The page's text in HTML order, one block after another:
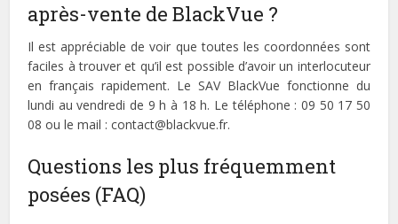
après-vente de BlackVue ?
Il est appréciable de voir que toutes les coordonnées sont
faciles à trouver et qu’il est possible d’avoir un interlocuteur
en français rapidement. Le SAV BlackVue fonctionne du
lundi au vendredi de 9 h à 18 h. Le téléphone : 09 50 17 50
08 ou le mail :contact@blackvue.fr.
Questions les plus fréquemment
posées (FAQ)